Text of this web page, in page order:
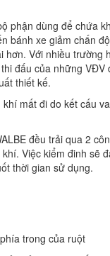
phận dùng để chứa
bánh xe giảm chấn
hơn. Với nhiều trường
đấu của những
thiết kế.
mất đi do kết cấu
đều trải qua 2
Việc kiểm đinh sẽ
thời gian sử dụng.
trong của ruột